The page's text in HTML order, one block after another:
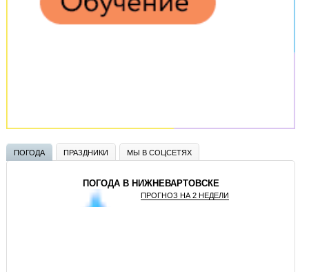
ПОГОДА ПРАЗДНИКИ МЫ В СОЦСЕТЯХ
ПОГОДА В НИЖНЕВАРТОВСКЕ
ПРОГНОЗ НА 2 НЕДЕЛИ